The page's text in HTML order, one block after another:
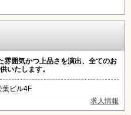
雰囲気かつ上品さを演出、全てのお
いたします。
葉ビル4F
求人情報